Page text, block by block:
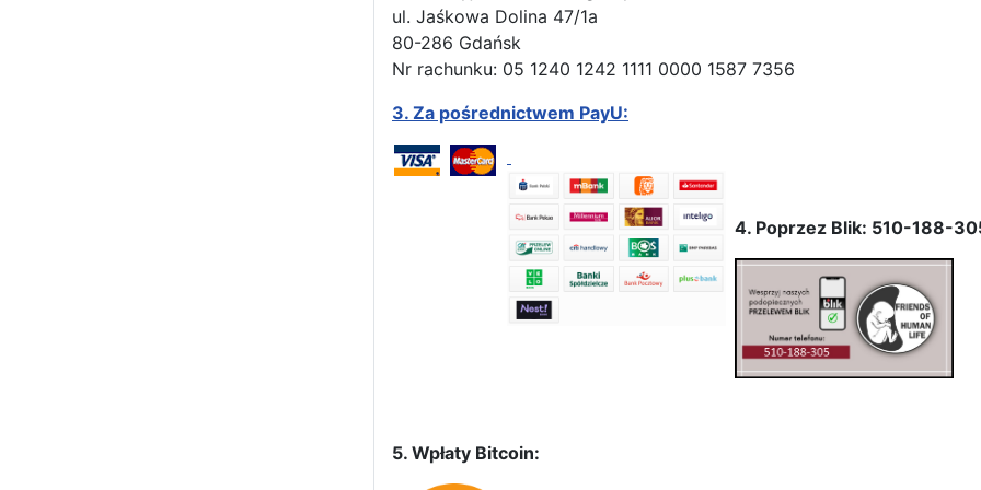
ul. Jaśkowa Dolina 47/1a
80-286 Gdańsk
Nr rachunku: 05 1240 1242 1111 0000 1587 7356
3. Za pośrednictwem PayU:
4. Poprzez Blik: 510-188-
5. Wpłaty Bitcoin: